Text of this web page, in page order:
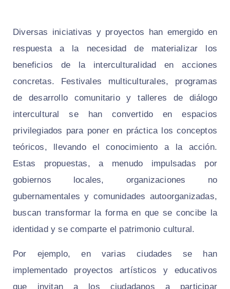
Diversas iniciativas y proyectos han emergido en
respuesta a la necesidad de materializar los
beneficios de la interculturalidad en acciones
concretas. Festivales multiculturales, programas
de desarrollo comunitario y talleres de diálogo
intercultural se han convertido en espacios
privilegiados para poner en práctica los conceptos
teóricos, llevando el conocimiento a la acción.
Estas propuestas, a menudo impulsadas por
gobiernos locales, organizaciones no
gubernamentales y comunidades autoorganizadas,
buscan transformar la forma en que se concibe la
identidad y se comparte el patrimonio cultural.
Por ejemplo, en varias ciudades se han
implementado proyectos artísticos y educativos
que invitan a los ciudadanos a participar